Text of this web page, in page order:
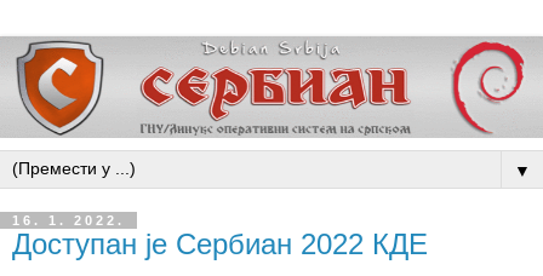
▼
16. 1. 2022.
Доступан је Сербиан 2022 КДЕ